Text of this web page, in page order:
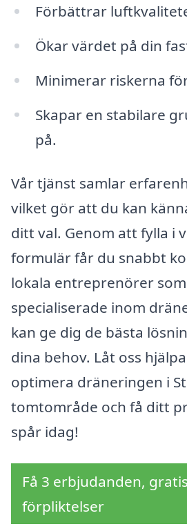
Förbättrar
Ökar värdet på din
Minimerar riskerna
Skapar en stabilare
på.
Vår tjänst samlar
vilket gör att du kan
ditt val. Genom att fylla i
formulär får du snabbt
lokala entreprenörer
specialiserade inom
kan ge dig de bästa
dina behov. Låt oss
optimera dräneringen i
tomtområde och få ditt
spår idag!
Få 3 erbjudanden,
förpliktelser